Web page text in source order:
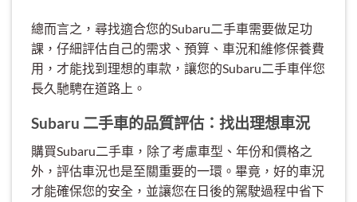
總而言之，尋找適合您的Subaru二手車需要做足功
課，仔細評估自己的需求、預算、車況和維修保養費
用，才能找到理想的車款，讓您的Subaru二手車伴您
長久馳騁在道路上。
Subaru 二手車的品質評估：找出理想車況
購買Subaru二手車，除了考慮車型、年份和價格之
外，評估車況也是至關重要的一環。畢竟，好的車況
才能確保您的安全，並讓您在日後的駕駛過程中省下